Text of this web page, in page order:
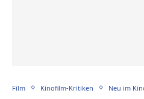
Film Kinofilm-Kritiken Neu im